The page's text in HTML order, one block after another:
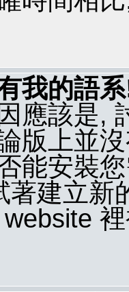
我的語
應該是,
版上並
能安裝
著建立新